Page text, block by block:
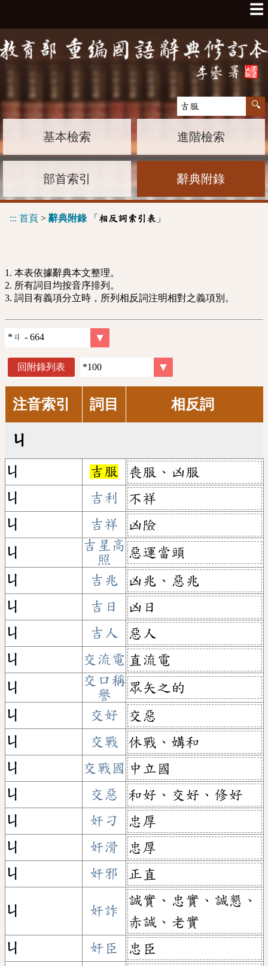
☰
基本檢索 進階檢索
部首索引 辭典附錄
::: 首頁 > 辭典附錄「 相反詞索引表 」
1. 本表依據辭典本文整理。
2. 所有詞目均按音序排列。
3. 詞目有義項分立時，所列相反詞注明相對之義項別。
回附錄列表
注音索引 詞目 相反詞
ㄐ
ㄐ 吉服
喪服、凶服
ㄐ
吉利
不祥
ㄐ
吉祥
凶險
ㄐ
吉星高
照
惡運當頭
ㄐ
吉兆
凶兆、惡兆
ㄐ
吉日
凶日
ㄐ
吉人
惡人
ㄐ
交流電 直流電
ㄐ
交口稱
譽
眾矢之的
ㄐ
交好
交惡
ㄐ
交戰
休戰、媾和
ㄐ
交戰國 中立國
ㄐ
交惡
和好、交好、修好
ㄐ
奸刁
忠厚
ㄐ
奸滑
忠厚
ㄐ
奸邪 正直
ㄐ 奸詐
誠實、忠實、誠懇、
赤誠、老實
ㄐ
奸臣
忠臣